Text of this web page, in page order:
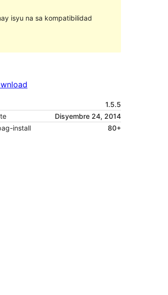
isyu na sa kompatibilidad
1.5.5
Disyembre 24, 2014
install
80+